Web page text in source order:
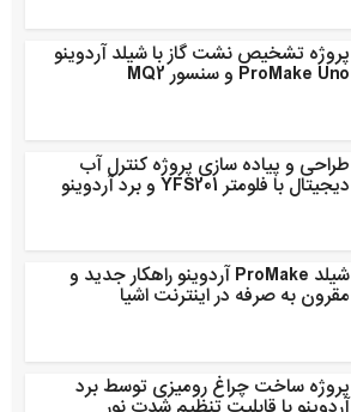
پروژه تشخیص نشت گاز با شیلد آردوینو
ProMake Uno و سنسور MQ2
طراحی و پیاده سازی پروژه کنترل آب
دیجیتال با فلومتر YFS201 و برد آردوینو
شیلد ProMake آردوینو راهکار جدید و
مقرون به صرفه در اینترنت اشیا
پروژه ساخت چراغ رومیزی توسط برد